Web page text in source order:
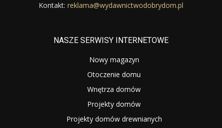
Kontakt: reklama@wydawnictwodobrydom.pl
NASZE SERWISY INTERNETOWE
Nowy magazyn
Otoczenie domu
Wnętrza domów
Projekty domów
Projekty domów drewnianych